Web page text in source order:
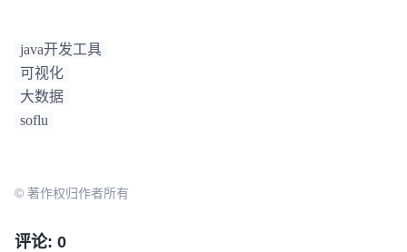
java开发工具
可视化
大数据
soflu
© 著作权归作者所有
评论: 0